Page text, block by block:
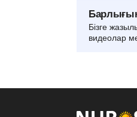
Бізге
видеолар